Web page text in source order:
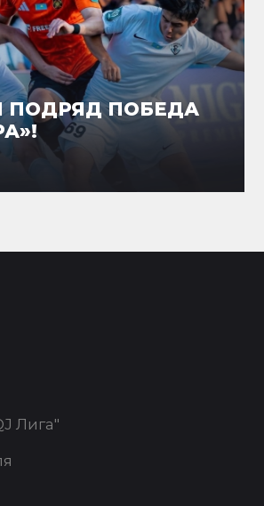
ПОДРЯД ПОБЕДА
Лига"